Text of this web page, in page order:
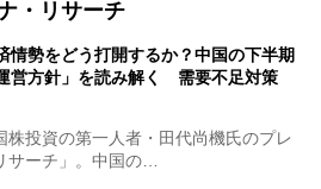
・リサーチ
情勢をどう打開するか？中国の下半期
営方針」を読み解く 需要不足対策
投資の第一人者・田代尚機氏のプレ
サーチ」。中国の…